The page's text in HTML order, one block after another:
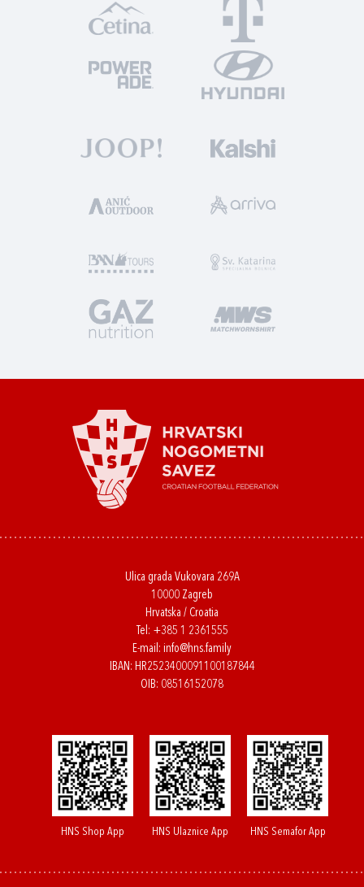
Ulica grada Vukovara 269A
10000 Zagreb
Hrvatska / Croatia
Tel: +385 1 2361555
E-mail: info@hns.family
IBAN: HR2523400091100187844
OIB: 08516152078
HNS Shop App HNS Ulaznice App HNS Semafor App